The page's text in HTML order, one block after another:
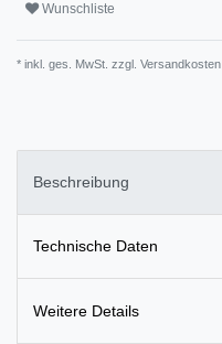
Wunschliste
* inkl. ges. MwSt. zzgl. Versandkosten
Beschreibung
Technische Daten
Weitere Details